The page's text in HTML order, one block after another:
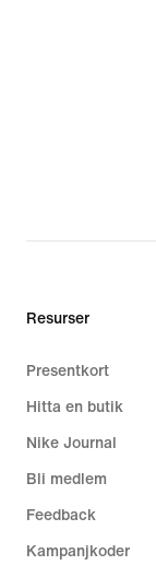
Resurser
Presentkort
Hitta en butik
Nike Journal
Bli medlem
Feedback
Kampanjkoder